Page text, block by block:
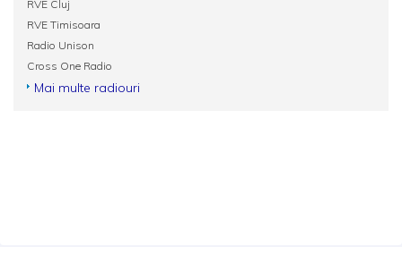
RVE Cluj
RVE Timisoara
Radio Unison
Cross One Radio
Mai multe radiouri